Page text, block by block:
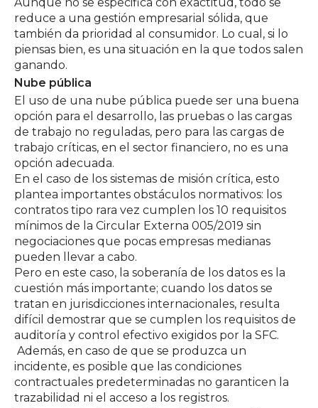
reduce a una gestión empresarial sólida, que
también da prioridad al consumidor. Lo cual, si lo
piensas bien, es una situación en la que todos salen
ganando.
Nube pública
El uso de una nube pública puede ser una buena
opción para el desarrollo, las pruebas o las cargas
de trabajo no reguladas, pero para las cargas de
trabajo críticas, en el sector financiero, no es una
opción adecuada.
En el caso de los sistemas de misión crítica, esto
plantea importantes obstáculos normativos: los
contratos tipo rara vez cumplen los 10 requisitos
mínimos de la Circular Externa 005/2019 sin
negociaciones que pocas empresas medianas
pueden llevar a cabo.
Pero en este caso, la soberanía de los datos es la
cuestión más importante; cuando los datos se
tratan en jurisdicciones internacionales, resulta
difícil demostrar que se cumplen los requisitos de
auditoría y control efectivo exigidos por la SFC.
Además, en caso de que se produzca un
incidente, es posible que las condiciones
contractuales predeterminadas no garanticen la
trazabilidad ni el acceso a los registros.